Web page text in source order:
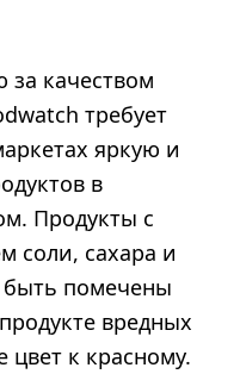
за качеством
требует
яркую и
в
Продукты с
соли, сахара и
помечены
вредных
цвет к красному.